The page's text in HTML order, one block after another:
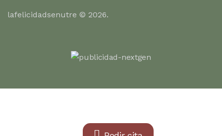
lafelicidadsenutre © 2026.